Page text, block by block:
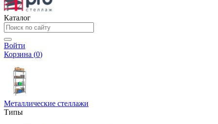
Каталог
Войти
Корзина (0)
Металлические стеллажи
Типы